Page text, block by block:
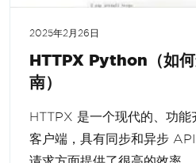
2025年2月26日
HTTPX Python（如
南）
HTTPX 是一个现代的、功
客户端，具有同步和异步